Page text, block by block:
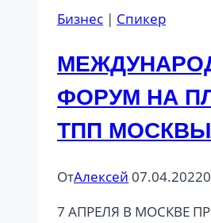
Бизнес | Спикер
ФОРУМ НА
ТПП МОСКВЫ
ОтАлексей 07.04.2022
7 АПРЕЛЯ В МОСКВЕ